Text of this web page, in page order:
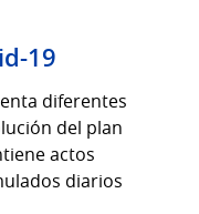
19
diferentes
del plan
actos
diarios